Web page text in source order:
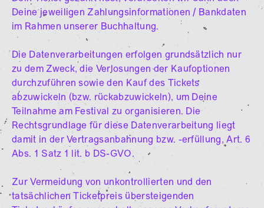
Deine jeweiligen Zahlungsinformationen / Bankdaten
im Rahmen unserer Buchhaltung.
Die Datenverarbeitungen erfolgen grundsätzlich nur
zu dem Zweck, die Verlosungen der Kaufoptionen
durchzuführen sowie den Kauf des Tickets
abzuwickeln (bzw. rückabzuwickeln), um Deine
Teilnahme am Festival zu organisieren. Die
Rechtsgrundlage für diese Datenverarbeitung liegt
damit in der Vertragsanbahnung bzw. -erfüllung, Art. 6
Abs. 1 Satz 1 lit. b DS-GVO.
Zur Vermeidung von unkontrollierten und den
tatsächlichen Ticketpreis übersteigenden